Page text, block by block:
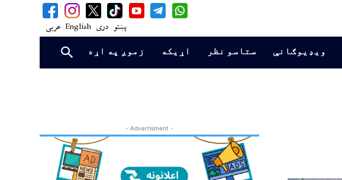
پښتو دری English عربی
ویډیوګانې ستاسو نظر اړیکه زموږ په اړه
- Advertisment -